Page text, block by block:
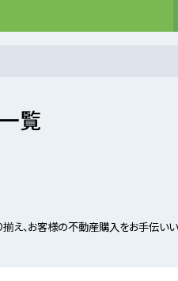
覧
、お客様の不動産購入をお手伝いい